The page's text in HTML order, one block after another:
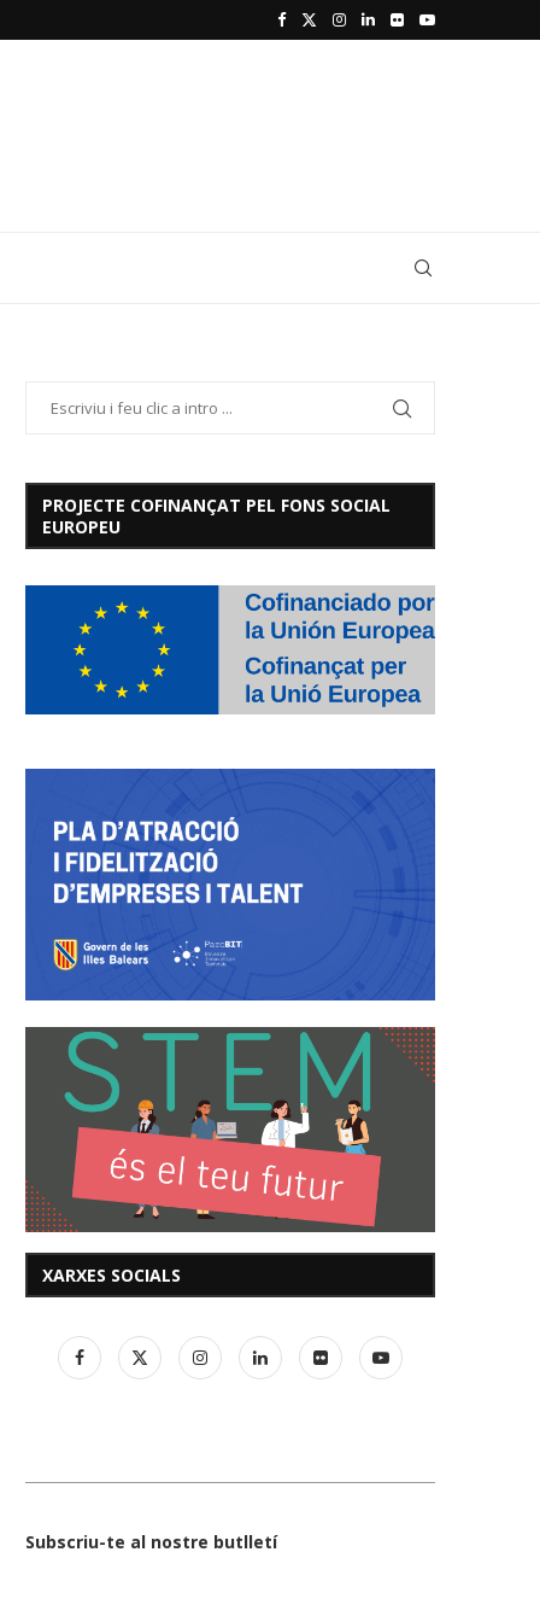
PROJECTE COFINANÇAT PEL FONS SOCIAL
EUROPEU
XARXES SOCIALS
Subscriu-te al nostre butlletí